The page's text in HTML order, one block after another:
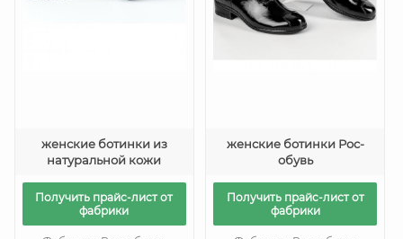
женские ботинки из
натуральной кожи
Получить прайс-лист от
фабрики
женские ботинки Рос-
обувь
Получить прайс-лист от
фабрики